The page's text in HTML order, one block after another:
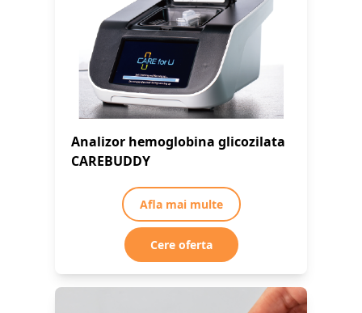
Analizor hemoglobina glicozilata
CAREBUDDY
Afla mai multe
Cere oferta